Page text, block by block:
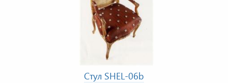
Стул SHEL-06b